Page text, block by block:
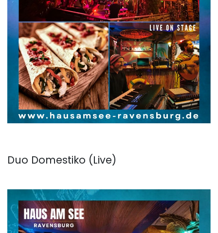
Duo Domestiko (Live)